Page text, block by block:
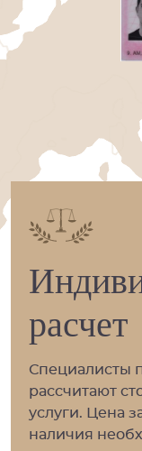
расчет
Специалисты
рассчитают
услуги. Цена
наличия